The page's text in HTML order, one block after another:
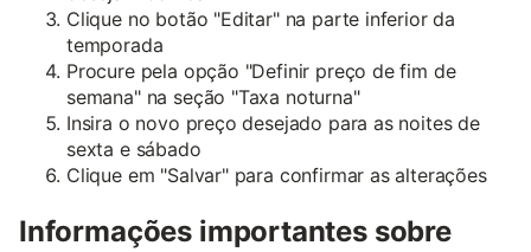
Clique no botão "Editar" na parte inferior da
temporada
Procure pela opção "Definir preço de fim de
semana" na seção "Taxa noturna"
Insira o novo preço desejado para as noites de
sexta e sábado
Clique em "Salvar" para confirmar as alterações
Informações importantes sobre